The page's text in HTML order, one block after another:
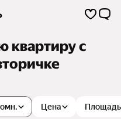
квартиру с
Цена Площадь